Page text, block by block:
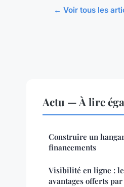
← Voir tous les
Actu — À lire
Construire un
financements
Visibilité en ligne :
avantages offerts par